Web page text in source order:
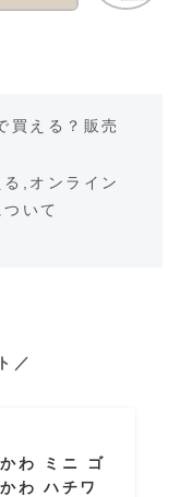
買える？販売
,オンライン
いて
／
わ ミニ ゴ
わ ハチワ